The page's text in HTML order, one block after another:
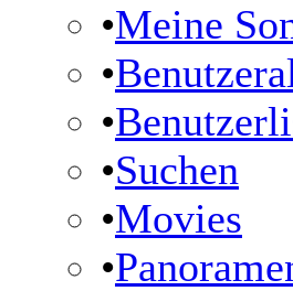
•Meine
•
•
•Suchen
•Movies
•